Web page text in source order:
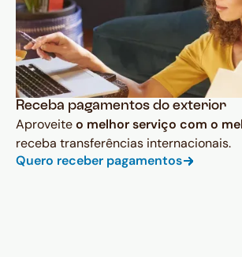
Receba pagamentos do exterior
Aproveiteo melhor serviço com o
receba transferências internacionais.
Quero receber pagamentos